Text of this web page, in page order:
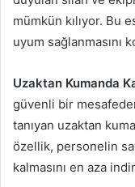
mümkün kılıyor. Bu
uyum sağlanmasını
Uzaktan Kumanda
güvenli bir
tanıyan uzaktan
özellik, personelin
kalmasını en aza